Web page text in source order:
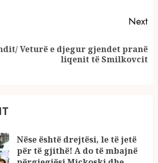
Next
Veturë e djegur gjendet pranë
liqenit të Smilkovcit
Nëse është drejtësi, le të jetë
për të gjithë! A do të mbajnë